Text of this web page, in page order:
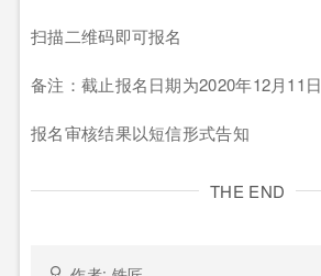
扫描二维码即可报名
备注：截止报名日期为2020年12月11日
报名审核结果以短信形式告知
THE END